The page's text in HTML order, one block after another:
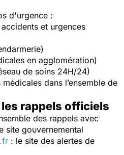
d'urgence :
et urgences
en agglomération)
de soins 24H/24)
dans l’ensemble de
rappels officiels
des rappels avec
site gouvernemental
: le site des alertes de